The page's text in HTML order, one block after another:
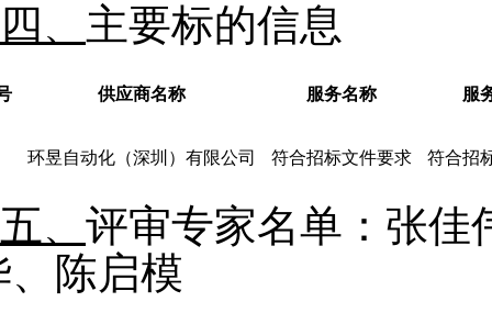
四、 主要标的信息
供应商名称 服务名称 服
环昱自动化（深圳）有限公司 符合招标文件要求 符合招
五、 评审专家名单：张佳
、陈启模